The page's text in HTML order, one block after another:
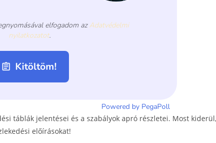
táblák jelentései és a szabályok apró részletei. Most
előírásokat!